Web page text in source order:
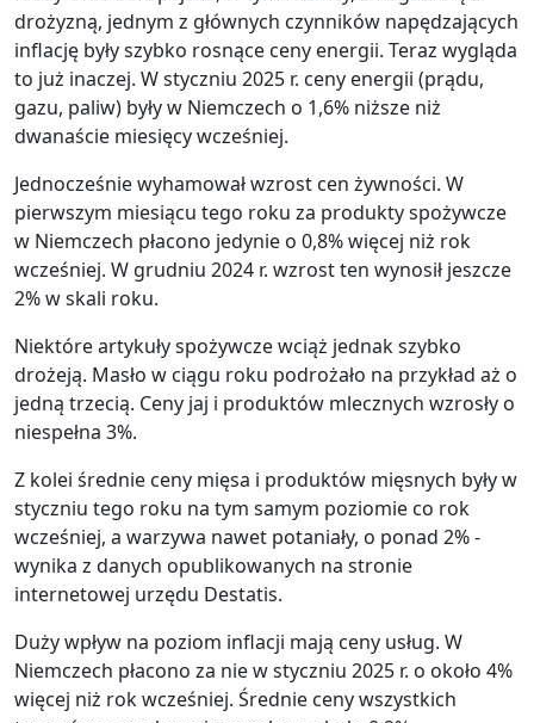
drożyzną, jednym z głównych czynników napędzających
inflację były szybko rosnące ceny energii. Teraz wygląda
to już inaczej. W styczniu 2025 r. ceny energii (prądu,
gazu, paliw) były w Niemczech o 1,6% niższe niż
dwanaście miesięcy wcześniej.
Jednocześnie wyhamował wzrost cen żywności. W
pierwszym miesiącu tego roku za produkty spożywcze
w Niemczech płacono jedynie o 0,8% więcej niż rok
wcześniej. W grudniu 2024 r. wzrost ten wynosił jeszcze
2% w skali roku.
Niektóre artykuły spożywcze wciąż jednak szybko
drożeją. Masło w ciągu roku podrożało na przykład aż o
jedną trzecią. Ceny jaj i produktów mlecznych wzrosły o
niespełna 3%.
Z kolei średnie ceny mięsa i produktów mięsnych były w
styczniu tego roku na tym samym poziomie co rok
wcześniej, a warzywa nawet potaniały, o ponad 2% -
wynika z danych opublikowanych na stronie
internetowej urzędu Destatis.
Duży wpływ na poziom inflacji mają ceny usług. W
Niemczech płacono za nie w styczniu 2025 r. o około 4%
więcej niż rok wcześniej. Średnie ceny wszystkich